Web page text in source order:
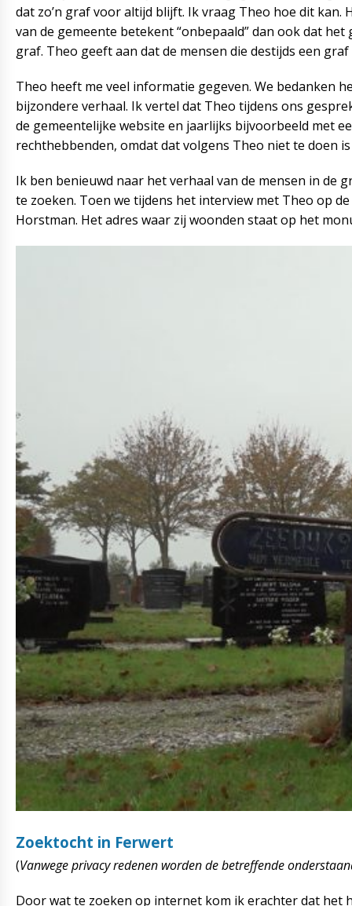
dat zo’n graf voor altijd blijft. Ik vraag Theo hoe dit
van de gemeente betekent “onbepaald” dan ook dat
graf. Theo geeft aan dat de mensen die destijds een
Theo heeft me veel informatie gegeven. We bedanken
bijzondere verhaal. Ik vertel dat Theo tijdens ons
de gemeentelijke website en jaarlijks bijvoorbeeld met
rechthebbenden, omdat dat volgens Theo niet te doen
Ik ben benieuwd naar het verhaal van de mensen in de
te zoeken. Toen we tijdens het interview met Theo op
Horstman. Het adres waar zij woonden staat op het
Zoektocht in Ferwert
(Vanwege privacy redenen worden de betreffende
Door wat te zoeken op internet kom ik erachter dat het